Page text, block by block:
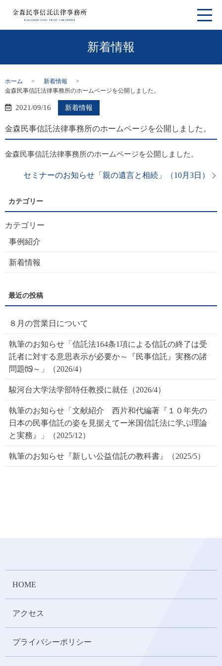
新着情報
ホーム
新着情報
金森民事信託法律事務所のホームページを公開しました。
2021/09/16 新着情報
金森民事信託法律事務所のホームページを公開しました。
金森民事信託法律事務所のホームページを公開しました。
セミナーのお知らせ「親の遺言と相続」（10月3日）
カテゴリー
事例紹介
新着情報
８月の営業日について
執筆のお知らせ「信託法164条1項による信託の終了は受
託者に対する意思表示が必要か～『民事信託』実務の諸
問題⒂～」（2026/4）
駿河台大学法学部特任教授に就任（2026/4）
執筆のお知らせ「文献紹介 西片和代編著『１０年先の
日本の民事信託の姿を見据えてー米国信託法に学ぶ理論
と実務』」（2025/12）
執筆のお知らせ『新しい公益信託の教科書』（2025/5）
HOME
アクセス
プライバシーポリシー